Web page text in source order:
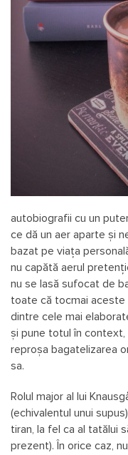
autobiografii cu un
ce dă un aer aparte și
bazat pe viața
nu capătă aerul
nu se lasă sufocat de
toate că tocmai aceste
dintre cele mai
și pune totul în
reproșa bagatelizarea
sa.
Rolul major al lui
(echivalentul unui
tiran, la fel ca al tatălui
prezent). În orice caz,